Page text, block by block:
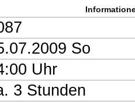
So
Uhr
3 Stunden